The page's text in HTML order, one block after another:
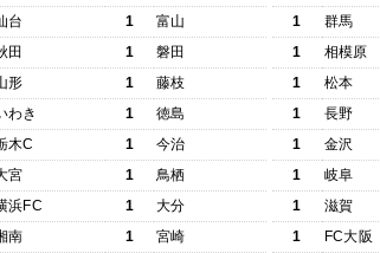
台 1
富山
田 1
磐田
形 1
藤枝
わき 1
徳島
木C 1
今治
宮 1
鳥栖
浜FC 1
大分
南 1 宮崎
1
群馬
1
相模原
1
松本
1
長野
1
金沢
1
岐阜
1
滋賀
1
FC大阪